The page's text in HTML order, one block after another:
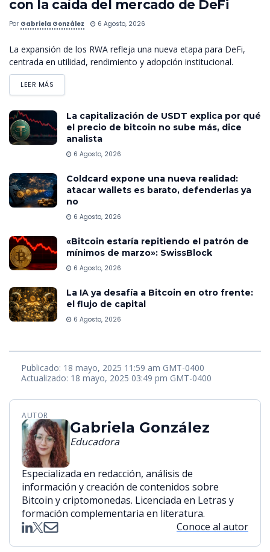
con la caída del mercado de DeFi
Por Gabriela González 6 Agosto, 2026
La expansión de los RWA refleja una nueva etapa para DeFi,
centrada en utilidad, rendimiento y adopción institucional.
LEER MÁS
La capitalización de USDT explica por qué
el precio de bitcoin no sube más, dice
analista
6 Agosto, 2026
Coldcard expone una nueva realidad:
atacar wallets es barato, defenderlas ya
no
6 Agosto, 2026
«Bitcoin estaría repitiendo el patrón de
mínimos de marzo»: SwissBlock
6 Agosto, 2026
La IA ya desafía a Bitcoin en otro frente:
el flujo de capital
6 Agosto, 2026
Publicado: 18 mayo, 2025 11:59 am GMT-0400
Actualizado: 18 mayo, 2025 03:49 pm GMT-0400
AUTOR
Gabriela González
Educadora
Especializada en redacción, análisis de
información y creación de contenidos sobre
Bitcoin y criptomonedas. Licenciada en Letras y
formación complementaria en literatura.
Conoce al autor